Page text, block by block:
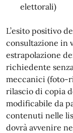
elettorali)
L’esito positivo
consultazione in
estrapolazione
richiedente
meccanici (foto-
rilascio di copia
modificabile da
contenuti nelle
dovrà avvenire